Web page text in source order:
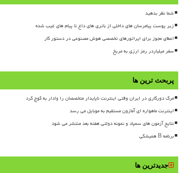
شما نظر بدهید
زیر پوست پیامرسان های داخلی از باتری های داغ تا پیام های غیب شده
اعطای مجوز برای اپراتورهای تخصصی هوش مصنوعی در دستور کار
سفر میلیاردر رمز ارزی به مریخ
پربحث ترین ها
مرگ دورکاری در ایران وقتی اینترنت ناپایدار متخصصان را وادار به کوچ کرد
اینترنت ماهواره ای آمازون مستقیم به موبایل می رسد
نتایج آزمون های سمپاد و نمونه دولتی هفته بعد منتشر می شود
برنامه B همیشگی
جدیدترین ها